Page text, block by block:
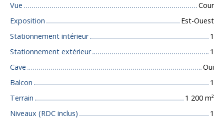
Vue
Cour
Exposition
Est-Ouest
Stationnement intérieur
1
Stationnement extérieur
1
Cave
Oui
Balcon
1
Terrain
1 200 m²
Niveaux (RDC inclus)
1